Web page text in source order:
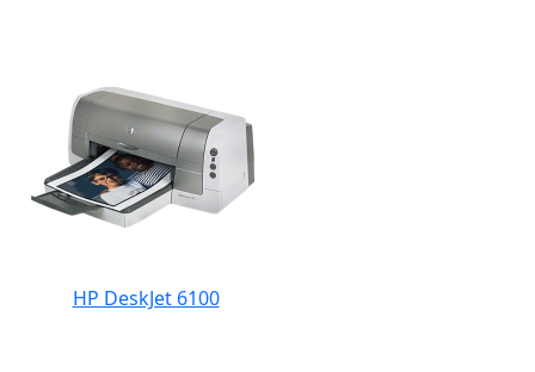
HP DeskJet 6100